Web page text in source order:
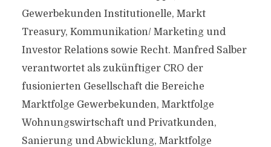
Gewerbekunden Institutionelle, Markt
Treasury, Kommunikation/ Marketing und
Investor Relations sowie Recht. Manfred Salber
verantwortet als zukünftiger CRO der
fusionierten Gesellschaft die Bereiche
Marktfolge Gewerbekunden, Marktfolge
Wohnungswirtschaft und Privatkunden,
Sanierung und Abwicklung, Marktfolge